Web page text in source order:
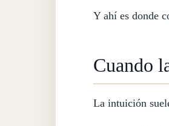
Y ahí es donde
Cuando
La intuición